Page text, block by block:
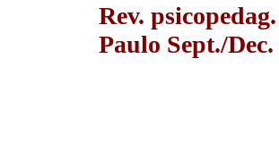
Rev.
Paulo Sept./Dec.